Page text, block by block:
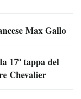
Max Gallo
17ª tappa del
Chevalier